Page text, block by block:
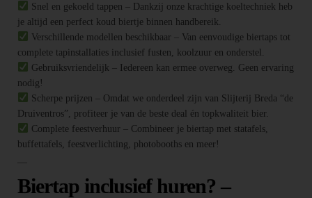
Snel en gekoeld tappen – Dankzij onze krachtige koeltechniek heb
je altijd een perfect koud biertje binnen handbereik.
Verschillende modellen beschikbaar – Van eenvoudige biertaps tot
complete tapinstallaties inclusief fusten, koolzuur en onderstel.
Gebruiksvriendelijk – Iedereen kan ermee overweg. Geen ervaring
nodig!
Scherpe prijzen – Omdat we onderdeel zijn van Slijterij Breda “de
Druiventros”, profiteer je van de beste deal én topkwaliteit bier.
Complete feestverhuur – Combineer je biertap met statafels,
buffettafels, feestverlichting, photobooths en meer!
—
Biertap inclusief huren? –